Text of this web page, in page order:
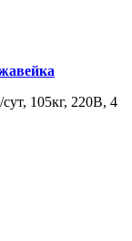
105кг, 220В, 4